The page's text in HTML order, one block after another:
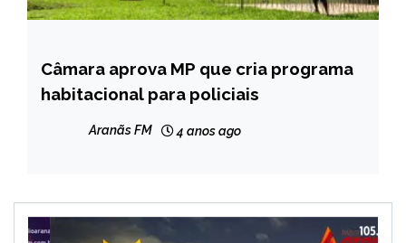
BRASIL
NOTÍCIAS
Câmara aprova MP que cria programa
habitacional para policiais
Aranãs FM 4 anos ago